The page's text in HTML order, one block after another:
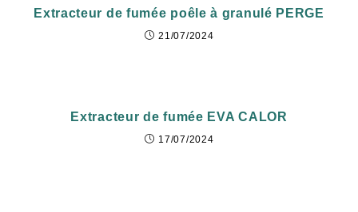
Extracteur de fumée poêle à granulé PERGE
21/07/2024
Extracteur de fumée EVA CALOR
17/07/2024